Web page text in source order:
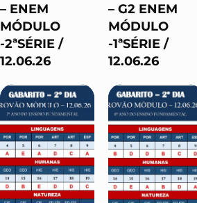
– ENEM
MÓDULO
-2ªSÉRIE /
12.06.26
– G2 ENEM
MÓDULO
-1ªSÉRIE /
12.06.26